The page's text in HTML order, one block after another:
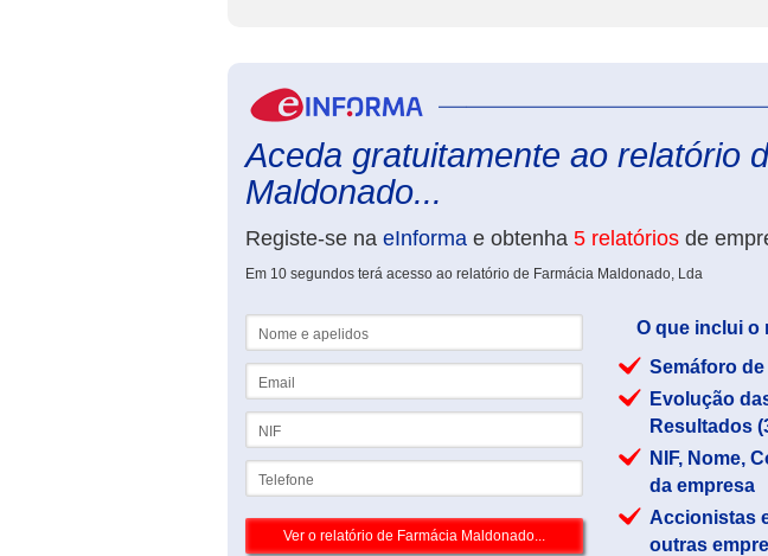
Aceda gratuitamente ao relatório
Maldonado...
Registe-se na eInforma e obtenha 5 relatórios de
Em 10 segundos terá acesso ao relatório de Farmácia Maldonado, Lda
O que inclui o
Semáforo
Evolução
Resultados
NIF, Nome,
da empresa
Accionistas
outras